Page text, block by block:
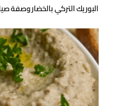
البوريك التركي بالخضار وصفة